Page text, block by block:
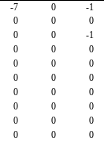
-7 0 -1
0 0 0
0 0 -1
0 0 0
0 0 0
0 0 0
0 0 0
0 0 0
0 0 0
0 0 0